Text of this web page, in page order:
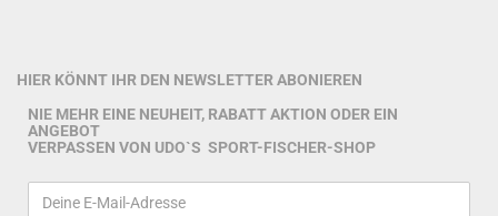
HIER KÖNNT IHR DEN NEWSLETTER ABONIEREN
NIE MEHR EINE NEUHEIT, RABATT AKTION ODER EIN
ANGEBOT
VERPASSEN VON UDO`S SPORT-FISCHER-SHOP